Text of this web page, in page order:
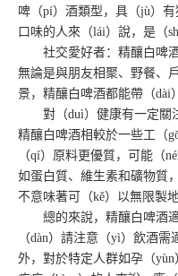
啤（pí）酒類型，具（jù）
口味的人來（lái）說，是（
社交愛好者：精釀白啤酒
無論是與朋友相聚、野餐、
景，精釀白啤酒都能帶（dài
對（duì）健康有一定關
精釀白啤酒相較於一些工（
（qí）原料更優質，可能（
如蛋白質、維生素和礦物質
不意味著可（kě）以無限製
總的來說，精釀白啤酒適
（dàn）請注意（yì）飲酒
外，對於特定人群如孕（